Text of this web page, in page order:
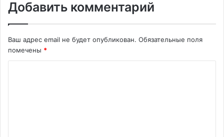
Добавить комментарий
Ваш адрес email не будет опубликован. Обязательные поля
помечены *